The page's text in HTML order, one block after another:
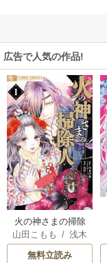
広告で人気の作品!
火の神さまの掃除
人ですが、いつの
間にか花嫁として
山田こもも /浅木
伊都/SNC
無料立読み